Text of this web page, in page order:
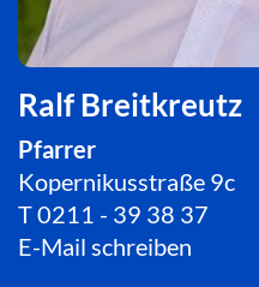
Ralf Breitkreutz
Pfarrer
Kopernikusstraße 9c
T0211 - 39 38 37
E-Mail schreiben